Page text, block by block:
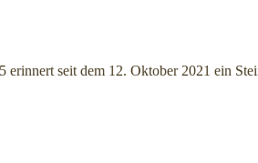
seit dem 12. Oktober 2021 ein